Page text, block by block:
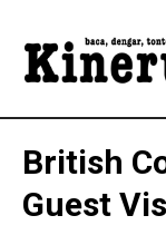
British
Guest